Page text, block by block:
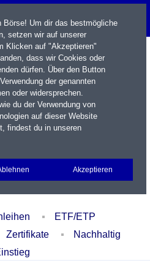
Portfolio Login
ETF/ETP
Zertifikate
Nachhaltig
Börse! Um dir das bestmögliche
setzen wir auf unserer
Klicken auf "Akzeptieren"
dass wir Cookies oder
dürfen. Über den Button
der genannten
oder widersprechen.
du der Verwendung von
auf dieser Website
findest du in unseren
Akzeptieren